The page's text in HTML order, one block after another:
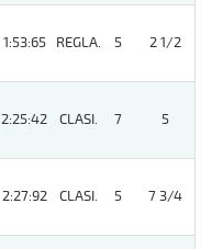
1:53:65 REGLA. 5 2 1/2
2:25:42 CLASI. 7 5
2:27:92 CLASI. 5 7 3/4